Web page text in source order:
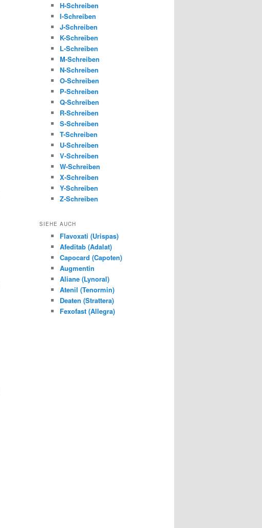
H-Schreiben
I-Schreiben
J-Schreiben
K-Schreiben
L-Schreiben
M-Schreiben
N-Schreiben
O-Schreiben
P-Schreiben
Q-Schreiben
R-Schreiben
S-Schreiben
T-Schreiben
U-Schreiben
V-Schreiben
W-Schreiben
X-Schreiben
Y-Schreiben
Z-Schreiben
SIEHE AUCH
Flavoxati (Urispas)
Afeditab (Adalat)
Capocard (Capoten)
Augmentin
Aliane (Lynoral)
Atenil (Tenormin)
Deaten (Strattera)
Fexofast (Allegra)